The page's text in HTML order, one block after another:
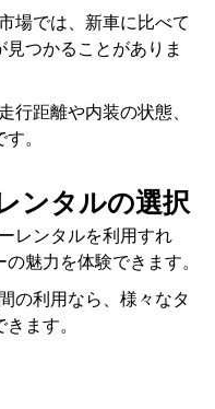
場では、新車に比べて
つかることがありま
行距離や内装の状態、
。
ンタルの選択
レンタルを利用すれ
魅力を体験できます。
の利用なら、様々なタ
ます。